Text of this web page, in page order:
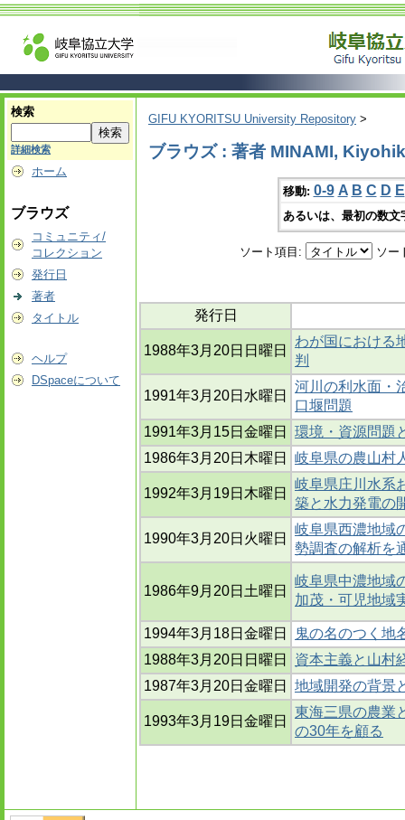
検索
詳細検索
ホーム
ブラウズ
コミュニティ/
コレクション
発行日
著者
タイトル
ヘルプ
DSpaceについて
GIFU KYORITSU University Repository >
ブラウズ : 著者 MINAMI,
移動: 0-9 A B C D E
あるいは、最初の数
ソート項目: ソー
発行日
1988年3月20日日曜日
わが国における
判
1991年3月20日水曜日
河川の利水面・
口堰問題
1991年3月15日金曜日
環境・資源問題
1986年3月20日木曜日
岐阜県の農山村
1992年3月19日木曜日
岐阜県庄川水系
築と水力発電の
1990年3月20日火曜日
岐阜県西濃地域
勢調査の解析を
1986年9月20日土曜日
岐阜県中濃地域
加茂・可児地域
1994年3月18日金曜日
鬼の名のつく地
1988年3月20日日曜日
資本主義と山村
1987年3月20日金曜日
地域開発の背景
1993年3月19日金曜日
東海三県の農業
の30年を顧る